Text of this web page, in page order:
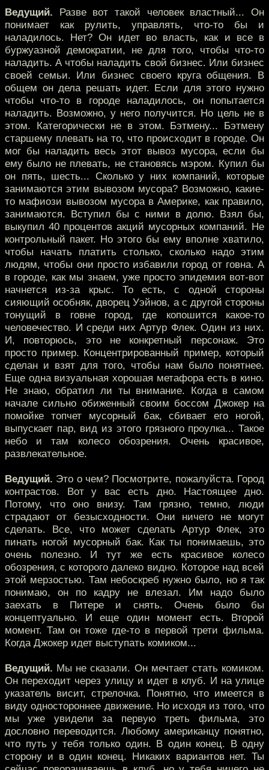
Ведущий. Разве вот такой человек властный... Он
понимает как рулить, управлять, что-то бы и
наладилось. Нет? Он идет во власть, как и все в
буржуазной демократии, не для того, чтобы что-то
наладить. А чтобы наладить свой бизнес. Или бизнес
своей семьи. Или бизнес своего круга общения. В
общем он дела решать идет. Если для этого нужно
чтобы что-то в городе наладилось, он попытается
наладить. Возможно, у него получится. Но цель не в
этом. Категорически не в этом. Бэтмену... Бэтмену
старшему плевать на то, что происходит в городе. Он
мог бы наладить весь этот вывоз мусора, если бы
ему было не плевать, не становясь мэром. Купил бы
он пять, шесть... Сколько у них компаний, которые
занимаются этим вывозом мусора? Возможно, какие-
то мафиози вывозом мусора в Америке, как правило,
занимаются. Вступил бы с ними в долю. Взял бы,
выкупил 40 процентов акций мусорных компаний. Не
контрольный пакет. Но этого бы ему вполне хватило,
чтобы начать платить столько, сколько надо этим
людям, чтобы они просто избавили город от говна. А
в городе, как мы знаем, уже просто эпидемия вот-вот
начнется из-за крыс. То есть, с одной стороны
сияющий особняк, дворец Уэйнов, а с другой стороны
тонущий в говне город, где копошится какое-то
человечество. И среди них Артур Флек. Один из них.
И, повторюсь, это не конкретный персонаж. Это
просто пример. Концентрированный пример, который
сделан и взят для того, чтобы нам было понятнее.
Еще одна визуальная хорошая метафора есть в кино.
Не знаю, обратил ли ты внимание. Когда в самом
начале сильно обиженный своим боссом Джокер на
помойке топчет мусорный бак, сбивает его ногой,
выпускает пар, вид из этого грязного проулка... Такое
небо и там колесо обозрения. Очень красивое,
развлекательное.
Ведущий. Это о чем? Посмотрите, пожалуйста. Город
контрастов. Вот у вас есть дно. Настоящее дно.
Потому, что оно внизу. Там грязно, темно, люди
страдают от безысходности. Они ничего не могут
сделать. Все, что может сделать Артур Флек, это
пинать ногой мусорный бак. Как ты понимаешь, это
очень полезно. И тут же есть красивое колесо
обозрения, с которого далеко видно. Которое над всей
этой мерзостью. Там небоскреб нужно было, но я так
понимаю, он по кадру не влезал. Им надо было
заехать в Питере и снять. Очень было бы
концептуально. И еще один момент есть. Второй
момент. Там он тоже где-то в первой трети фильма.
Когда Джокер идет выступать комиком...
Ведущий. Мы не сказали. Он мечтает стать комиком.
Он переходит через улицу и идет в клуб. И на улице
указатель висит, стрелочка. Понятно, что имеется в
виду одностороннее движение. Но исходя из того, что
мы уже увидели за первую треть фильма, это
дословно переводится. Любому американцу понятно,
что путь у тебя только один. В один конец. В одну
сторону и в один конец. Никаких вариантов нет. Ты